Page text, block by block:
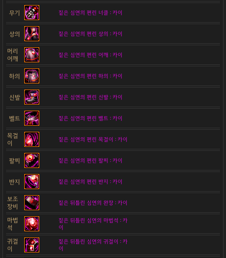
무기 짙은 심연의 편린 너클 : 카이
상의 짙은 심연의 편린 상의 : 카이
머리
어깨
짙은 심연의 편린 어깨 : 카이
하의 짙은 심연의 편린 하의 : 카이
신발 짙은 심연의 편린 신발 : 카이
벨트 짙은 심연의 편린 벨트 : 카이
목걸
이
짙은 심연의 편린 목걸이 : 카이
팔찌 짙은 심연의 편린 팔찌 : 카이
반지 짙은 심연의 편린 반지 : 카이
보조
장비
짙은 뒤틀린 심연의 완장 : 카이
마법
석
짙은 뒤틀린 심연의 마법석 : 카
이
귀걸
이
짙은 뒤틀린 심연의 귀걸이 : 카
이